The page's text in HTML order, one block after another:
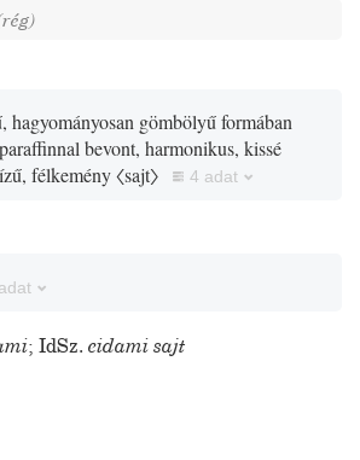
rég)
hagyományosan gömbölyű formában
bevont, harmonikus, kissé
félkemény〈sajt〉 4 adat
; IdSz. eidami sajt